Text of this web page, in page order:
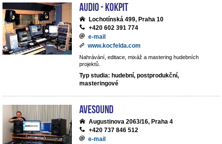
Audio - Kokpit
Lochotínská 499, Praha 10
+420 602 391 774
e-mail
www.kocfelda.com
Nahrávání, editace, mixáž a mastering hudebních
projektů.
Typ studia: hudební, postprodukční,
masteringové
avesound
Augustinova 2063/16, Praha 4
+420 737 846 512
e-mail